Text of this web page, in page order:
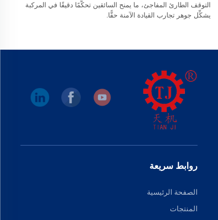
التوقف الطارئ المفاجئ، ما يمنح السائقين تحكُّمًا دقيقًا في المركبة
يشكِّل جوهر تجارب القيادة الآمنة حقًّا.
روابط سريعة
الصفحة الرئيسية
المنتجات